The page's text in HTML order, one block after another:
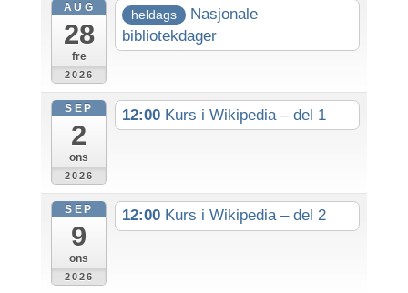
AUG
28
fre
2026
heldags
Nasjonale
bibliotekdager
SEP
2
ons
2026
12:00 Kurs i Wikipedia – del 1
SEP
9
ons
2026
12:00 Kurs i Wikipedia – del 2